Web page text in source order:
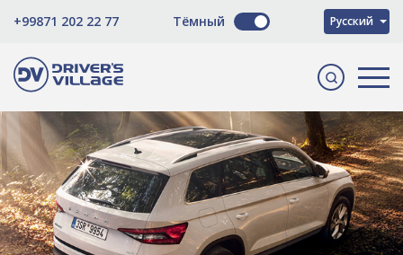
+99871 202 22 77 Тёмный Русский
O'zbekcha